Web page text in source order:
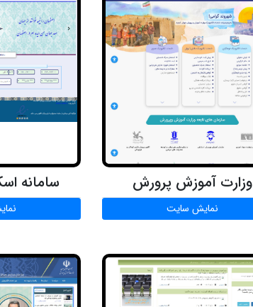
وزارت آموزش پرورش
نمایش سایت
سامانه